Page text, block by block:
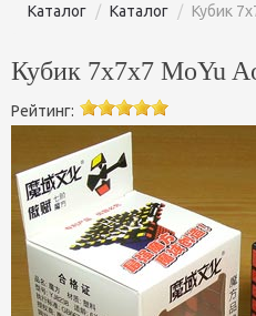
Каталог / Каталог / Кубик
Кубик 7х7х7 MoYu
Рейтинг:
Главная
Магнитные и премиум
Кубики Рубика
Кубики 2x2x2
Кубики Рубика 3х3х3
Головоломки
Пираминксы (тетраэдры)
Аксессуары